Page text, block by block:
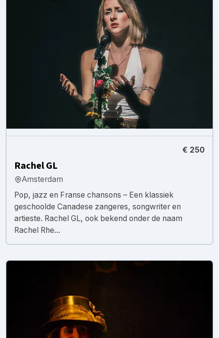
€ 250
Rachel GL
Amsterdam
Pop, jazz en Franse chansons – Een klassiek
geschoolde Canadese zangeres, songwriter en
artieste. Rachel GL, ook bekend onder de naam
Rachel Rhe...